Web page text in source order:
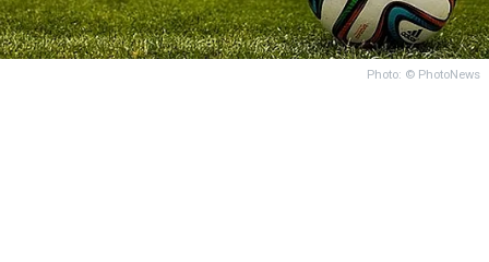
Photo: © PhotoNews